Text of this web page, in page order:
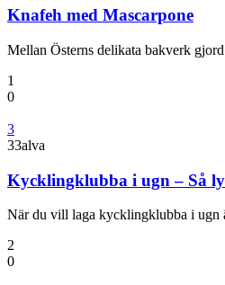
Knafeh med Mascarpone
Mellan Österns delikata bakverk
1
0
3
33alva
Kycklingklubba i ugn – Så
När du vill laga kycklingklubba i
2
0